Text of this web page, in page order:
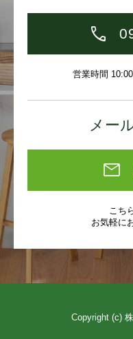
営業時間
メー
こち
お気軽に
Copyright (c)